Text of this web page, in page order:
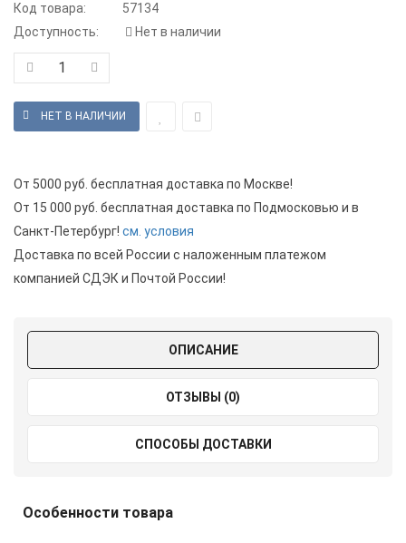
Код товара:
57134
Доступность:
Нет в наличии
От 5000 руб. бесплатная доставка по Москве!
От 15 000 руб. бесплатная доставка по Подмосковью и в
Санкт-Петербург! см. условия
Доставка по всей России с наложенным платежом
компанией СДЭК и Почтой России!
ОПИСАНИЕ
ОТЗЫВЫ (0)
СПОСОБЫ ДОСТАВКИ
Особенности товара